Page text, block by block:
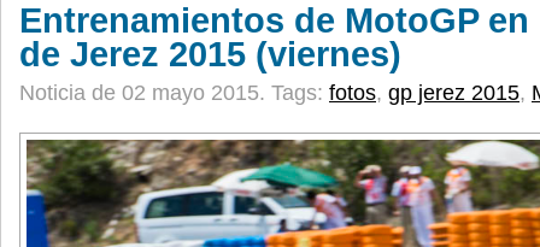
Entrenamientos de MotoGP
de Jerez 2015 (viernes)
Noticia de 02 mayo 2015. Tags: fotos, gp jerez 2015,